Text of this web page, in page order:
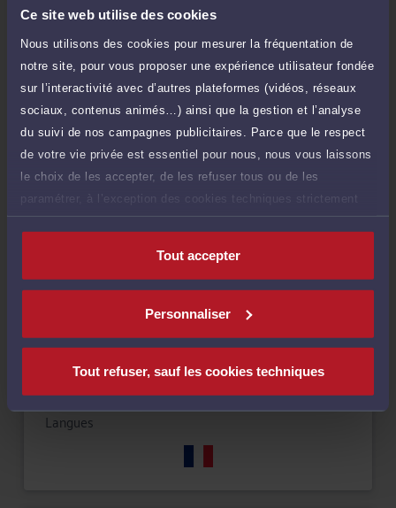
Ce site web utilise des cookies
Nous utilisons des cookies pour mesurer la fréquentation de
notre site, pour vous proposer une expérience utilisateur fondée
sur l’interactivité avec d’autres plateformes (vidéos, réseaux
sociaux, contenus animés…) ainsi que la gestion et l’analyse
du suivi de nos campagnes publicitaires. Parce que le respect
de votre vie privée est essentiel pour nous, nous vous laissons
le choix de les accepter, de les refuser tous ou de les
paramétrer, à l’exception des cookies techniques strictement
nécessaires au fonctionnement du site.
Tout accepter
Personnaliser
Tout refuser, sauf les cookies techniques
de 1.000 caractères)
Poser une question
Consultation écrite
Etude de votre dossier + possibilité
d'ajout d'une pièce jointe
150 €
Consulter par écrit
Compétences
Droit des étrangers et de la nationalité
Langues